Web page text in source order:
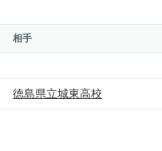
相手
徳島県立城東高校